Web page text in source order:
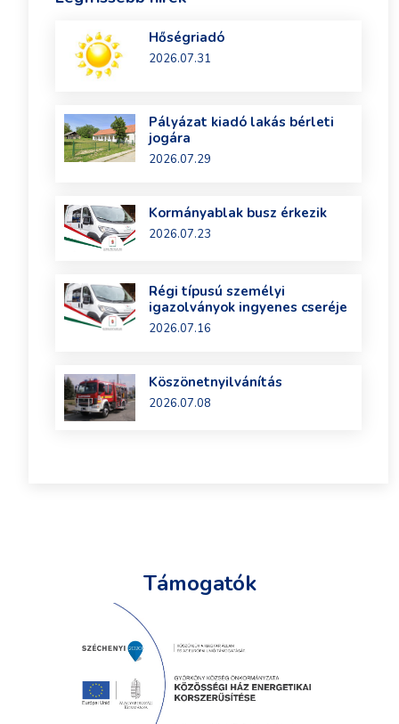
Hőségriadó
2026.07.31
Pályázat kiadó lakás bérleti
jogára
2026.07.29
Kormányablak busz érkezik
2026.07.23
Régi típusú személyi
igazolványok ingyenes cseréje
2026.07.16
Köszönetnyilvánítás
2026.07.08
Támogatók